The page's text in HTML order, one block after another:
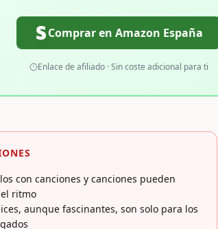
Comprar en Amazon España
Enlace de afiliado · Sin coste adicional para ti
con canciones y canciones pueden
ritmo
aunque fascinantes, son solo para los